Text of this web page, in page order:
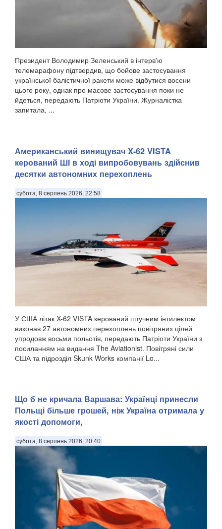
Президент Володимир Зеленський в інтерв'ю
телемарафону підтвердив, що бойове застосування
української балістичної ракети може відбутися восени
цього року, однак про масове застосування поки не
йдеться, передають Патріоти України. Журналістка
запитала, ...
Американський винищувач X-62 VISTA
керований ШІ в ході випробовувань здійснив
десятки автономних перехоплень
субота, 8 серпень 2026, 22:58
У США літак X-62 VISTA керований штучним інтилектом
виконав 27 автономних перехоплень повітряних цілей
упродовж восьми польотів, передають Патріоти України з
посиланням на видання The Aviationist. Повітряні сили
США та підрозділ Skunk Works компанії Lo...
Що б не кричала Варшава: Українці принесли
Польщі більше грошей, ніж Україна отримала у
якості допомоги,
субота, 8 серпень 2026, 20:40